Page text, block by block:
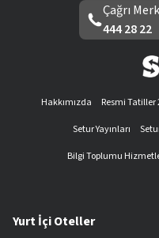
Çağrı
444 28 22
Hakkımızda Resmi Tatiller
Setur Yayınları
Bilgi Toplumu
Yurt İçi Oteller